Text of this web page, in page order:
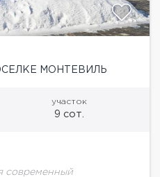
МОНТЕВИЛЬ
участок
9 сот.
современный